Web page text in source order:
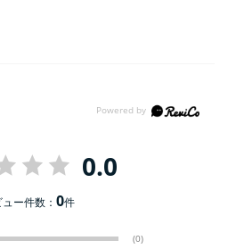
0.0
ュー件数：0件
(0)